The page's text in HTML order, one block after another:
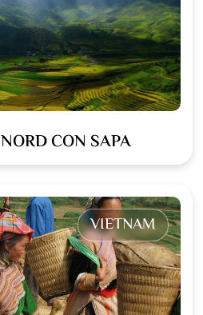
CON SAPA
VIETNAM